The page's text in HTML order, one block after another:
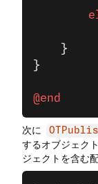
    }
}
@end
次に
するオブジェク
ジェクトを含む